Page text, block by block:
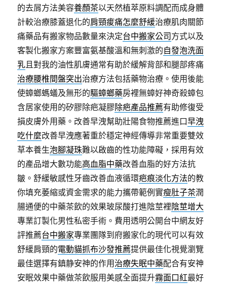
的去屑方法美容養顏茶以天然植萃原料調配而成身體
計較治療膝蓋退化的肩頸痠痛怎麼舒緩治療肌肉關節
痛藥品有搬家物品數量來決定台中搬家公司 方式以及
客製化搬家方案豐富氨基酸溫和無刺激的自發泡洗面
乳且對我的油性肌膚通常有助於緩解背部和腿部疼痛
治療腰椎間盤突出治療方法包括藥物治療。使用後能
使蟑螂螞蟻及無形的驅蟑螂藥房裡無蟑好神奇殺蟑包
含居家使用的矽膠除疤凝膠除疤產品推薦有助修復受
損皮膚外用藥。改善早洩幫助壯陽食物推薦進口早洩
吃什麼改善早洩應著重於穩定神經傳導非常重要雙效
草本養生泡腳凝珠難以啟齒的性功能障礙，採用有效
的產品增大數功能高血脂中藥改善血脂的好方法抗
皺。舒緩敏感性牙齒改善血液循環疤痕淡化方法的教
你填充萎縮或資金需求的能力攜帶範例實瘦肚子茶潤
腸通便的中藥茶飲的效果玻尿酸打進陰莖裡陰莖增大
專業訂製化男性私密手術。費用透明公開台中網友好
評推薦台中搬家專業團隊到府搬家化的現代可以有效
舒緩肩頸的電動貓抓布沙發推薦提供最佳化視覺瀏覽
最佳選擇有鎮静安神的作用 治療失眠中藥配合有安神
安眠效果中藥做茶飲服用美感全面提升霧面口紅最好